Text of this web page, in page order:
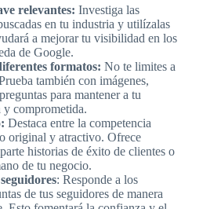
relevantes: Investiga las
en tu industria y utilízalas
a mejorar tu visibilidad en los
de Google.
formatos: No te limites a
también con imágenes,
para mantener a tu
y comprometida.
Destaca entre la competencia
original y atractivo. Ofrece
historias de éxito de clientes o
de tu negocio.
: Responde a los
de tus seguidores de manera